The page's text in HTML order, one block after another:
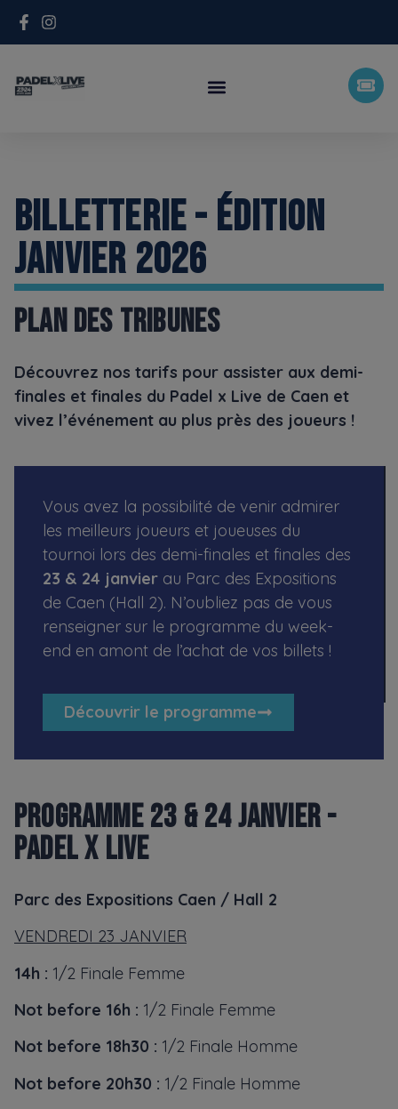
BILLETTERIE - ÉDITION
JANVIER 2026
PLAN DES TRIBUNES
Découvrez nos tarifs pour assister aux demi-
finales et finales du Padel x Live de Caen et
vivez l’événement au plus près des joueurs !
Vous avez la possibilité de venir admirer
les meilleurs joueurs et joueuses du
tournoi lors des demi-finales et finales des
23 & 24 janvier au Parc des Expositions
de Caen (Hall 2). N’oubliez pas de vous
renseigner sur le programme du week-
end en amont de l’achat de vos billets !
Découvrir le programme
PROGRAMME 23 & 24 JANVIER -
PADEL X LIVE
Parc des Expositions Caen / Hall 2
VENDREDI 23 JANVIER
14h : 1/2 Finale Femme
Not before 16h : 1/2 Finale Femme
Not before 18h30 : 1/2 Finale Homme
Not before 20h30 : 1/2 Finale Homme